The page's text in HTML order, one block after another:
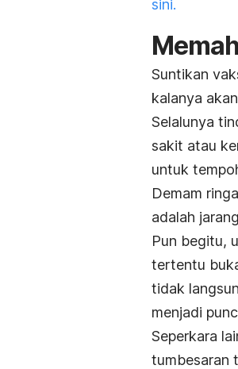
sini.
Suntikan
kalanya
Selalunya
sakit atau
untuk
Demam
adalah
Pun begitu,
tertentu
tidak
menjadi
Seperkara
tumbesaran